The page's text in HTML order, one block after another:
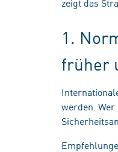
1.
früher
werden.